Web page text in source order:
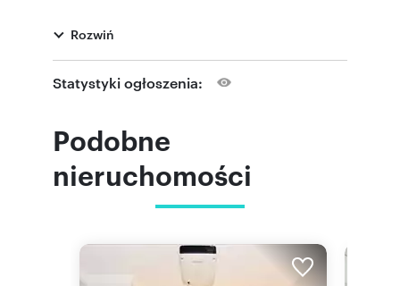
Na powierzchnię 60m2 składa się poczekalnia,
pomieszczenie socjalne, łazienka z prysznicem,
toaleta, sala główna z podziałem na 2 gabinety.
Opłaty:
Czynsz administracyjny: 500 zł
Wymagana kaucja
W lokalu podłączony jest światłowód. Media
Preferowany najem długoterminowy.
Rozwiń
Statystyki ogłoszenia:
Podobne
nieruchomości